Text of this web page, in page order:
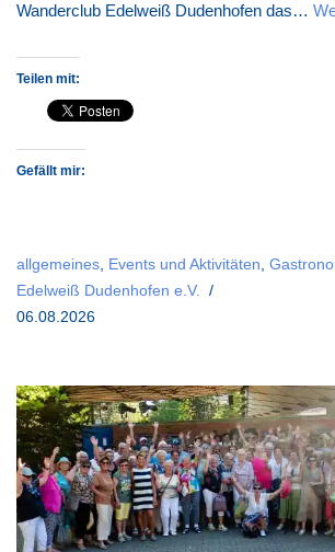
Wanderclub Edelweiß Dudenhofen das…
Teilen mit:
Gefällt mir:
allgemeines, Events und Aktivitäten,
Edelweiß Dudenhofen e.V.
06.08.2026